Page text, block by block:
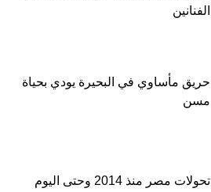
الفنانين
حريق مأساوي في البحيرة يودي بحياة
مسن
تحولات مصر منذ 2014 وحتى اليوم